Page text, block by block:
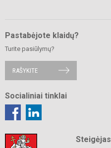
Pastabėjote klaidų?
Turite pasiūlymų?
RAŠYKITE
Socialiniai tinklai
Steigėjas